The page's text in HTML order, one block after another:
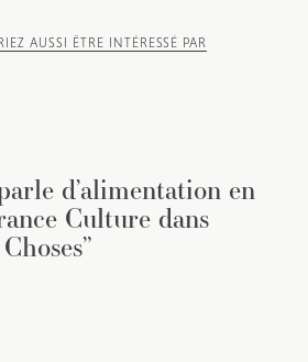
AUSSI ÊTRE INTÉRESSÉ PAR
d’alimentation en
Culture dans